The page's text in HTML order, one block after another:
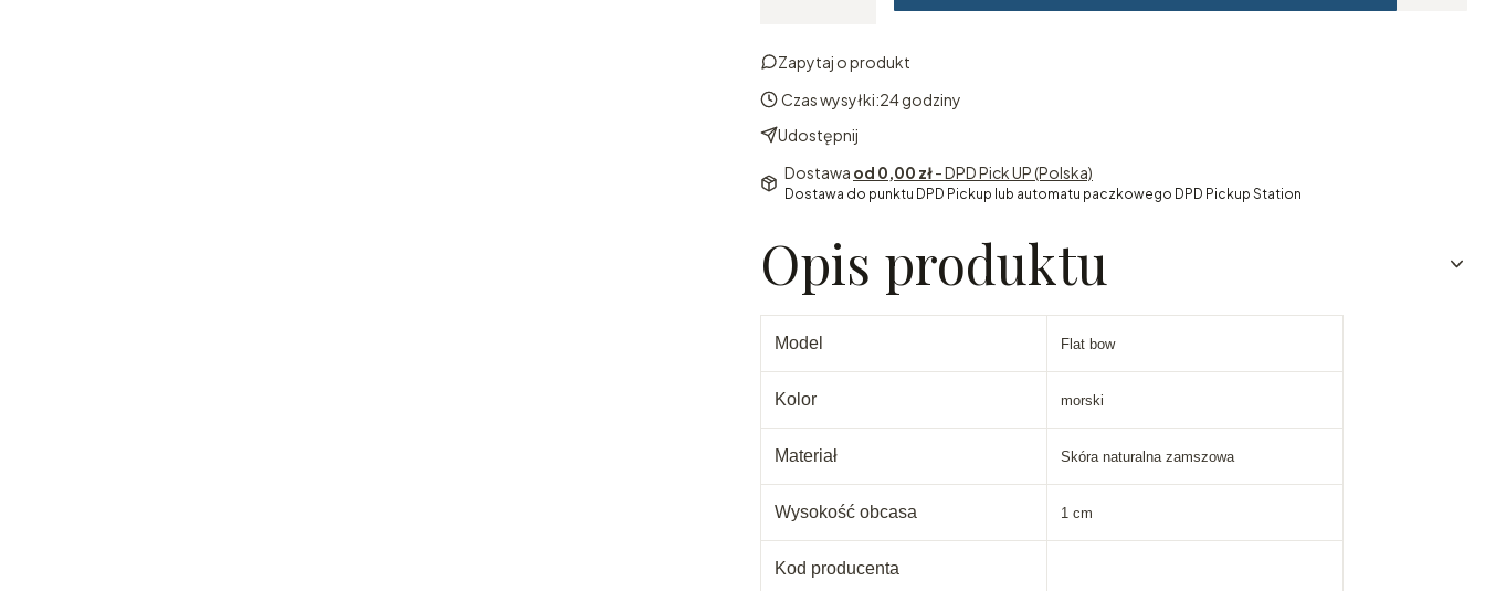
Zapytaj o produkt
Czas wysyłki:24 godziny
Udostępnij
Dostawa od 0,00 zł- DPD Pick UP (Polska)
Dostawa do punktu DPD Pickup lub automatu paczkowego DPD Pickup Station
Opis produktu
Model Flat bow
Kolor morski
Materiał Skóra naturalna zamszowa
Wysokość obcasa 1 cm
Kod producenta